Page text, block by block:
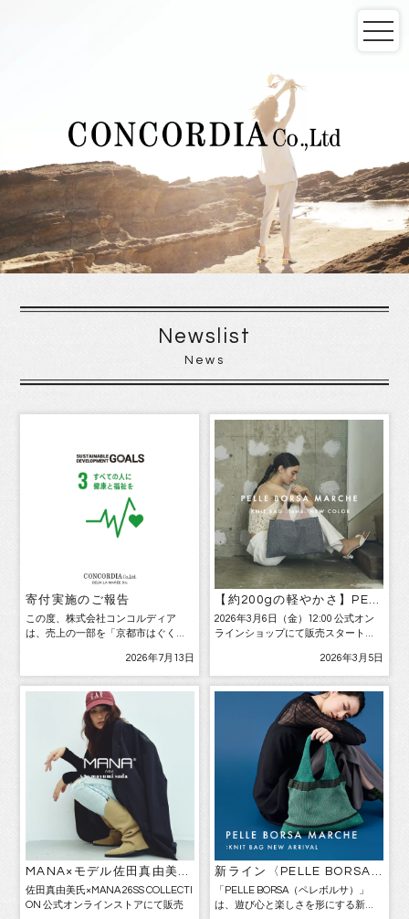
Newslist
News
寄付実施のご報告
この度、株式会社コンコルディア
は、売上の一部を「京都市はぐくみ
した。 「子どもを健やかで心豊かに
育む社会を築くために、京都市民共
通の行動規範として制定された「京
都はぐくみ憲章（子どもを共に […]
2026年7月13日
【約200gの軽やかさ】PEL
LE BORSA MARCHE「ニッ
トバッグ-lamé-」から、シ
「グレー×ピンク」が登場
2026年3月6日（金）12:00 公式オン
ラインショップにて販売スタート
好評につき即完売したプレイフルラ
イン【PELLE BORSA MARCHE】よ
り、『ニットバッグ-la […]
2026年3月5日
MANA×モデル佐田真由美氏
とのコラボシューズ発売決
定
佐田真由美氏×MANA 26SS COLLECTI
ON 公式オンラインストアにて販売
新ライン〈PELLE BORSA
MARCHE〉を発表 ― バッ
グの新しい楽しさを提案す
「PELLE BORSA（ペレボルサ）」
は、遊び心と楽しさを形にする新ラ